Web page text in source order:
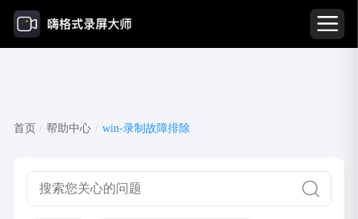
win-录制故障排除
首页 / 帮助中心 / win-录制故障排除